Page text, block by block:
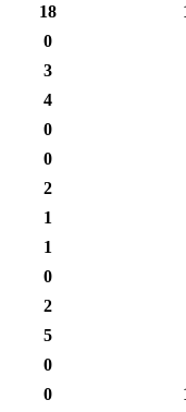
18
0
3
4
0
0
2
1
1
0
2
5
0
0